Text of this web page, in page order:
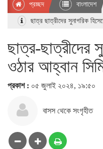
প্রচ্ছদ বাংলাদেশ
ছাত্র ছাত্রীদের সুনাগরিক
ছাত্র-ছাত্রীদের
ওঠার আহ্বান
প্রকাশ : ০৫ জুলাই ২০২৪, ১৯:৫০
বাসস থেকে সংগৃহীত